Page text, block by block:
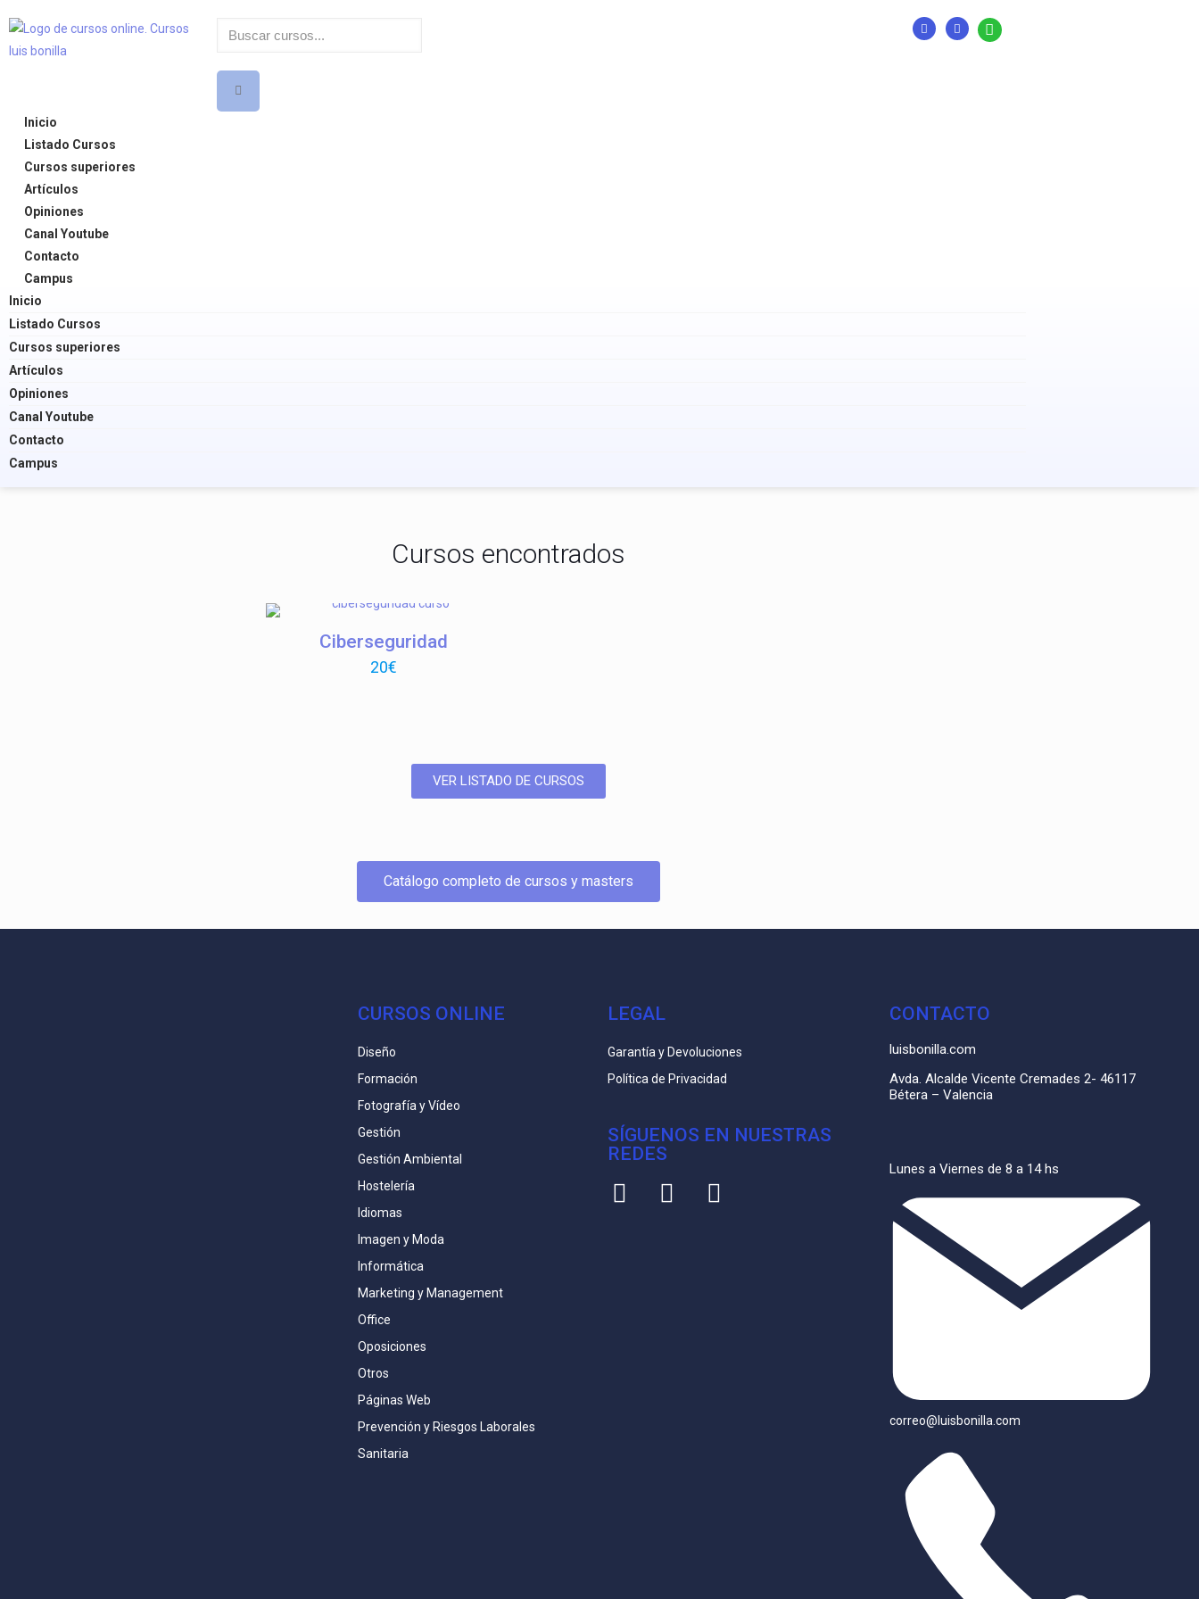
Inicio
Listado Cursos
Cursos superiores
Artículos
Opiniones
Canal Youtube
Contacto
Campus
Inicio
Listado Cursos
Cursos superiores
Artículos
Opiniones
Canal Youtube
Contacto
Campus
Cursos encontrados
Ciberseguridad
20€
VER LISTADO DE CURSOS
Catálogo completo de cursos y masters
CURSOS ONLINE
Diseño
Formación
Fotografía y Vídeo
Gestión
Gestión Ambiental
Hostelería
Idiomas
Imagen y Moda
Informática
Marketing y Management
Office
Oposiciones
Otros
Páginas Web
Prevención y Riesgos Laborales
Sanitaria
LEGAL
Garantía y Devoluciones
Política de Privacidad
SÍGUENOS EN NUESTRAS
REDES
CONTACTO
luisbonilla.com
Avda. Alcalde Vicente Cremades 2- 46117
Bétera – Valencia
Lunes a Viernes de 8 a 14 hs
correo@luisbonilla.com